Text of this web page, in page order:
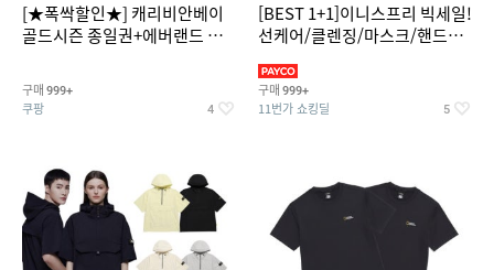
[★폭싹할인★] 캐리비안베이
골드시즌 종일권+에버랜드 오
구매 999+
쿠팡 4
[BEST 1+1]이니스프리 빅세일!
선케어/클렌징/마스크/핸드크
구매 999+
11번가 쇼킹딜 5